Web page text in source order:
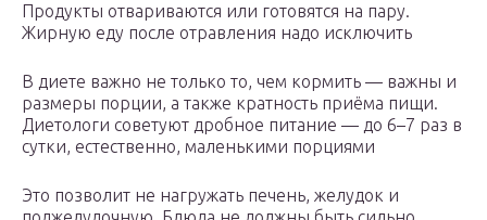
Продукты отвариваются или готовятся на пару.
Жирную еду после отравления надо исключить
В диете важно не только то, чем кормить — важны и
размеры порции, а также кратность приёма пищи.
Диетологи советуют дробное питание — до 6–7 раз в
сутки, естественно, маленькими порциями
Это позволит не нагружать печень, желудок и